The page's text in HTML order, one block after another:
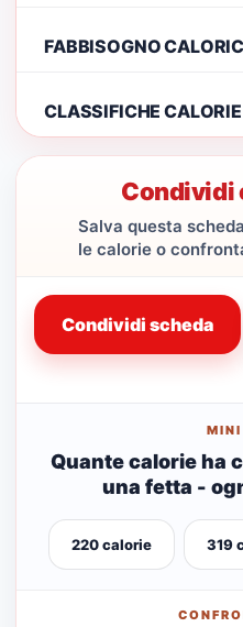
FABBISOGNO
CLASSIFICHE CALORIE
Condividi
Salva questa
le calorie o
Condividi scheda
Quante calorie ha
una fetta -
220 calorie 319